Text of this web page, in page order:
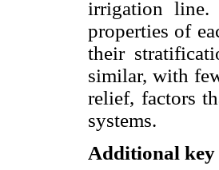
irrigation line.
properties of
their
similar, with
relief, factors
systems.
Additional key